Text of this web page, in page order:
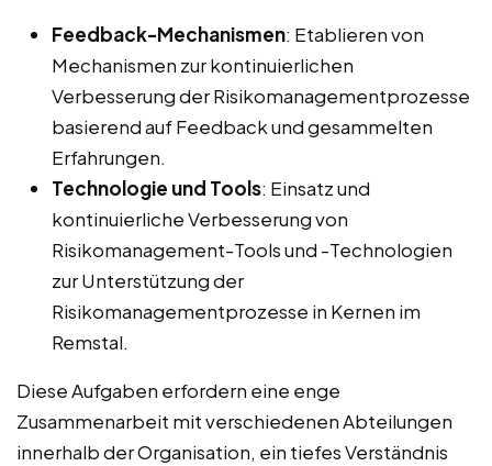
Feedback-Mechanismen: Etablieren von
Mechanismen zur kontinuierlichen
Verbesserung der Risikomanagementprozesse
basierend auf Feedback und gesammelten
Erfahrungen.
Technologie und Tools: Einsatz und
kontinuierliche Verbesserung von
Risikomanagement-Tools und -Technologien
zur Unterstützung der
Risikomanagementprozesse in Kernen im
Remstal.
Diese Aufgaben erfordern eine enge
Zusammenarbeit mit verschiedenen Abteilungen
innerhalb der Organisation, ein tiefes Verständnis